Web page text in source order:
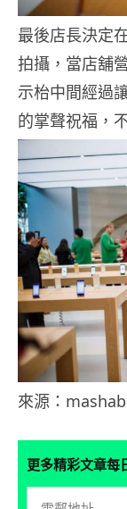
最後店長決定
拍攝，當店舖
示枱中間經過
的掌聲祝福，
來源：
更多精彩文章每